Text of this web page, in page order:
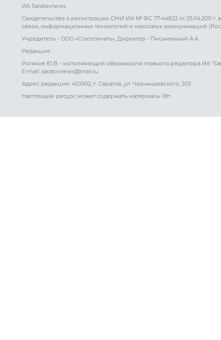
ИА Saratovnews
Свидетельство о регистрации СМИ ИА № ФС 77-44822 от 25.04.2011
связи, информационных технологий и массовых коммуникаций
Учредитель - ООО «Союзпечать», Директор - Письменный А.А.
Редакция:
Роганов Ю.В. - исполняющий обязанности главного редактора ИА
E-mail: saratovnews@mail.ru
Адрес редакции: 410002, г. Саратов, ул. Чернышевского, 203
Настоящий ресурс может содержать материалы 18+